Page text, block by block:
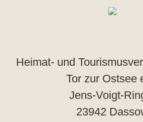
Heimat- und
Tor zur Ostsee
Jens-Voigt-
23942